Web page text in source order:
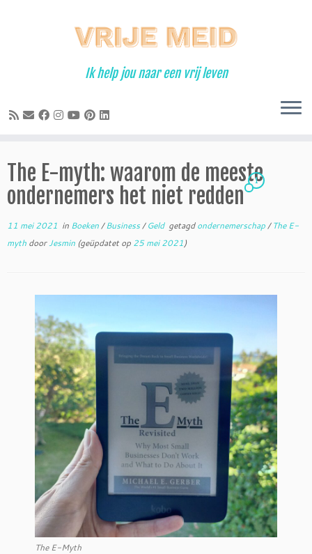
Ik help jou naar een vrij leven
The E-myth: waarom de meeste
ondernemers het niet redden
1
11 mei 2021 in Boeken/Business/Geld getagdondernemerschap/The E-
myth doorJesmin (geüpdatet op 25 mei 2021)
The E-Myth